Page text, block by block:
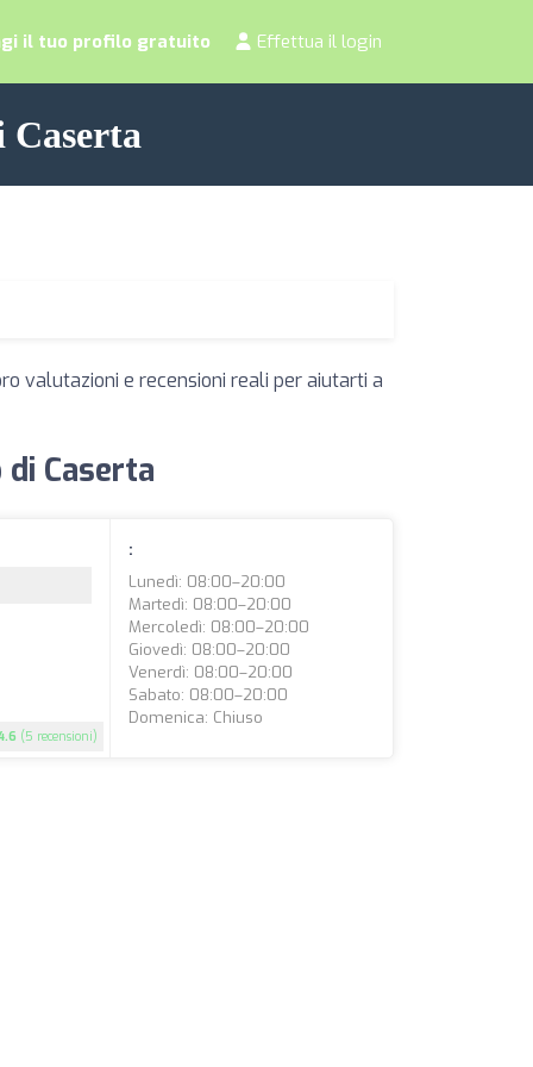
il tuo profilo gratuito Effettua il login
valutazioni e recensioni reali per aiutarti a
Caserta
(5 recensioni)
:
Lunedì: 08:00–20:00
Martedì: 08:00–20:00
Mercoledì: 08:00–20:00
Giovedì: 08:00–20:00
Venerdì: 08:00–20:00
Sabato: 08:00–20:00
Domenica: Chiuso